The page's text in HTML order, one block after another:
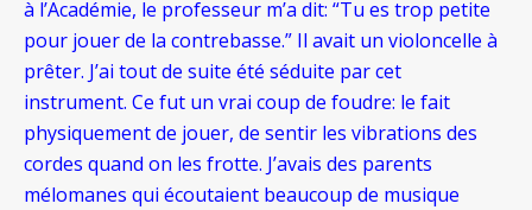
à l’Académie, le professeur m’a dit: “Tu es trop petite
pour jouer de la contrebasse.” Il avait un violoncelle à
prêter. J’ai tout de suite été séduite par cet
instrument. Ce fut un vrai coup de foudre: le fait
physiquement de jouer, de sentir les vibrations des
cordes quand on les frotte. J’avais des parents
mélomanes qui écoutaient beaucoup de musique